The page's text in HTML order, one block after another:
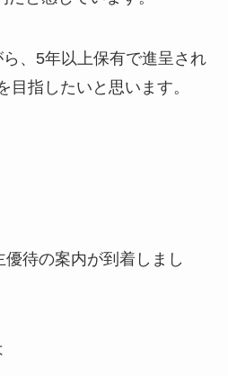
、5年以上保有で進呈され
目指したいと思います。
待の案内が到着しまし